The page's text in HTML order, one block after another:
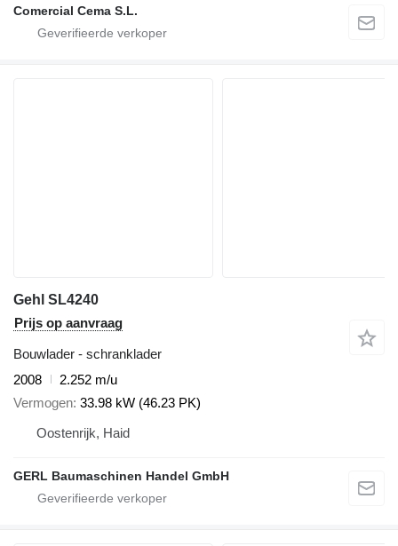
Comercial Cema S.L.
Gehl SL4240
Prijs op aanvraag
Bouwlader - schranklader
2008
2.252 m/u
Vermogen 33.98 kW (46.23 PK)
Oostenrijk, Haid
GERL Baumaschinen Handel GmbH